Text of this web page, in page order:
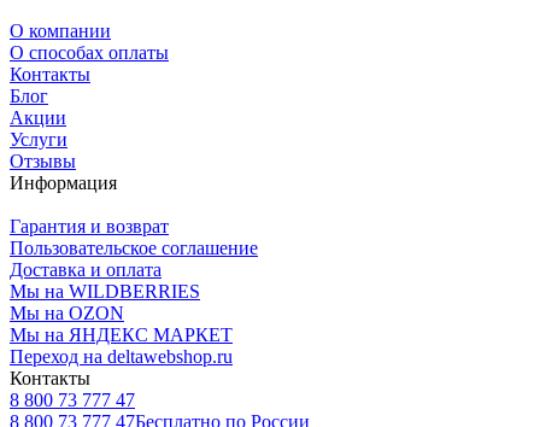
О компании
О способах оплаты
Контакты
Блог
Акции
Услуги
Отзывы
Информация
Гарантия и возврат
Пользовательское соглашение
Доставка и оплата
Мы на WILDBERRIES
Мы на OZON
Мы на ЯНДЕКС МАРКЕТ
Переход на deltawebshop.ru
Контакты
8 800 73 777 47
8 800 73 777 47Бесплатно по России